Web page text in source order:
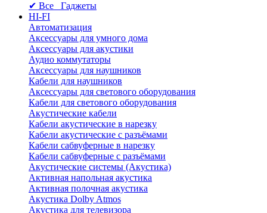
✔ Все Гаджеты
HI-FI
Автоматизация
Аксессуары для умного дома
Аксессуары для акустики
Аудио коммутаторы
Аксессуары для наушников
Кабели для наушников
Аксессуары для светового оборудования
Кабели для светового оборудования
Акустические кабели
Кабели акустические в нарезку
Кабели акустические с разъёмами
Кабели сабвуферные в нарезку
Кабели сабвуферные с разъёмами
Акустические системы (Акустика)
Активная напольная акустика
Активная полочная акустика
Акустика Dolby Atmos
Акустика для телевизора